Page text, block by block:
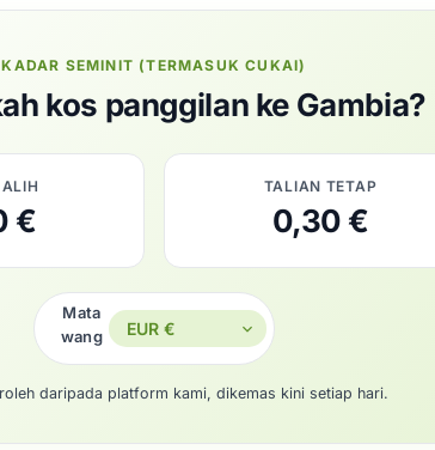
KADAR SEMINIT (TERMASUK CUKAI)
kos panggilan ke Gambia?
€
TALIAN TETAP
0,30 €
Mata
wang
daripada platform kami, dikemas kini setiap hari.